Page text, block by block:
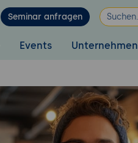
Seminar anfragen
Events Unternehmen